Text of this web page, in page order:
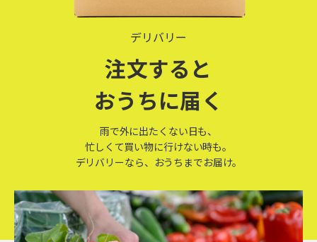
デリバリー
注文すると
おうちに届く
雨で外に出たくない日も、
忙しくて買い物に行けない時も。
デリバリーなら、おうちまでお届け。